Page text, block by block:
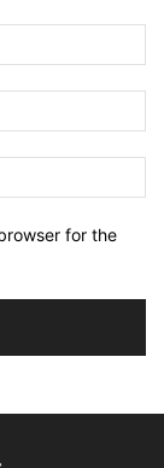
for the